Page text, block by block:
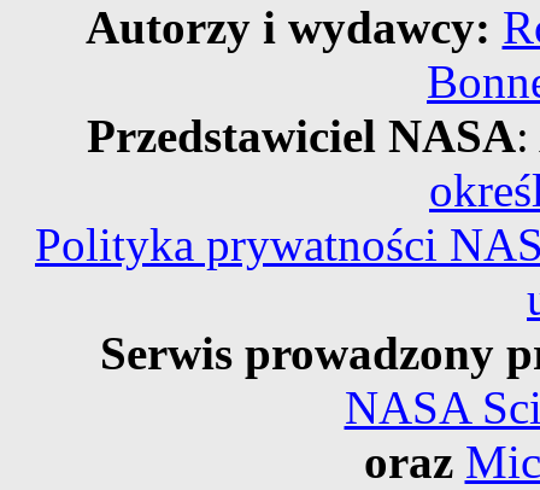
Autorzy i wydawcy:
Przedstawiciel NASA:
Polityka prywatności
Serwis prowadzony
NASA
oraz